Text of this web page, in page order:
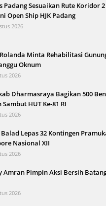
Padang Sesuaikan Rute Koridor
Open Ship HJK Padang
2026
Minta Rehabilitasi
Oknum
2026
Dharmasraya Bagikan 500
Sambut HUT Ke-81 RI
2026
Lepas 32 Kontingen
Nasional XII
2026
Amran Pimpin Aksi Bersih
2026